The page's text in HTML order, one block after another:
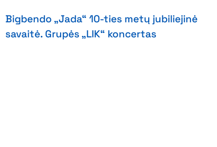
Bigbendo „Jada“ 10-ties metų jubiliejinė
savaitė. Grupės „LIK“ koncertas